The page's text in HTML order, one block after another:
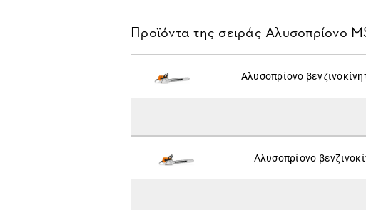
Προϊόντα της σειράς Αλυσοπρίονο
Αλυσοπρίονο
Αλυσοπρίονο